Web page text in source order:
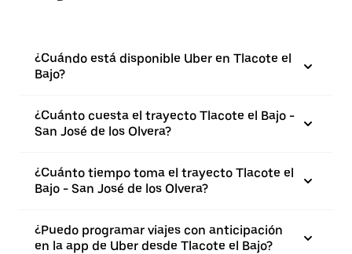
¿Cuándo está disponible Uber en Tlacote el
Bajo?
¿Cuánto cuesta el trayecto Tlacote el Bajo -
San José de los Olvera?
¿Cuánto tiempo toma el trayecto Tlacote el
Bajo - San José de los Olvera?
¿Puedo programar viajes con anticipación
en la app de Uber desde Tlacote el Bajo?